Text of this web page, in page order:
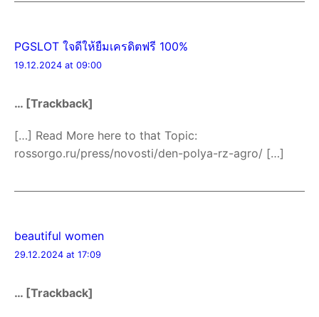
PGSLOT ใจดีให้ยืมเครดิตฟรี 100%
19.12.2024 at 09:00
… [Trackback]
[…] Read More here to that Topic:
rossorgo.ru/press/novosti/den-polya-rz-agro/ […]
beautiful women
29.12.2024 at 17:09
… [Trackback]